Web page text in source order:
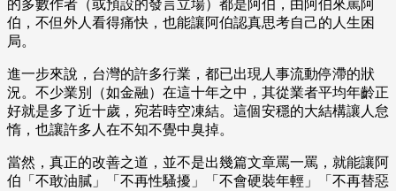
的多數作者（或預設的發言立場）都是阿伯，由阿伯來罵阿
伯，不但外人看得痛快，也能讓阿伯認真思考自己的人生困
局。
進一步來說，台灣的許多行業，都已出現人事流動停滯的狀
況。不少業別（如金融）在這十年之中，其從業者平均年齡正
好就是多了近十歲，宛若時空凍結。這個安穩的大結構讓人怠
惰，也讓許多人在不知不覺中臭掉。
當然，真正的改善之道，並不是出幾篇文章罵一罵，就能讓阿
伯「不敢油膩」「不再性騷擾」「不會硬裝年輕」「不再替惡